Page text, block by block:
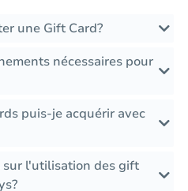
une Gift Card?
nécessaires pour
puis-je acquérir avec
l'utilisation des gift